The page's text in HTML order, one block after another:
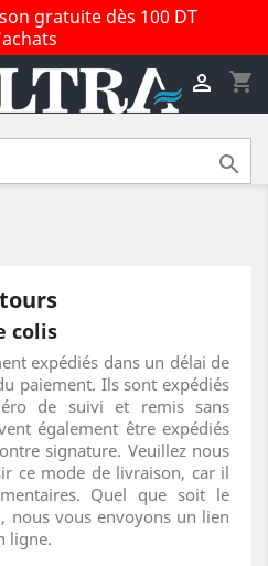
gratuite dès 100 DT
shopping_cart


colis
expédiés dans un délai de
paiement. Ils sont expédiés
de suivi et remis sans
également être expédiés
signature. Veuillez nous
ce mode de livraison, car il
Quel que soit le
nous vous envoyons un lien
ligne.